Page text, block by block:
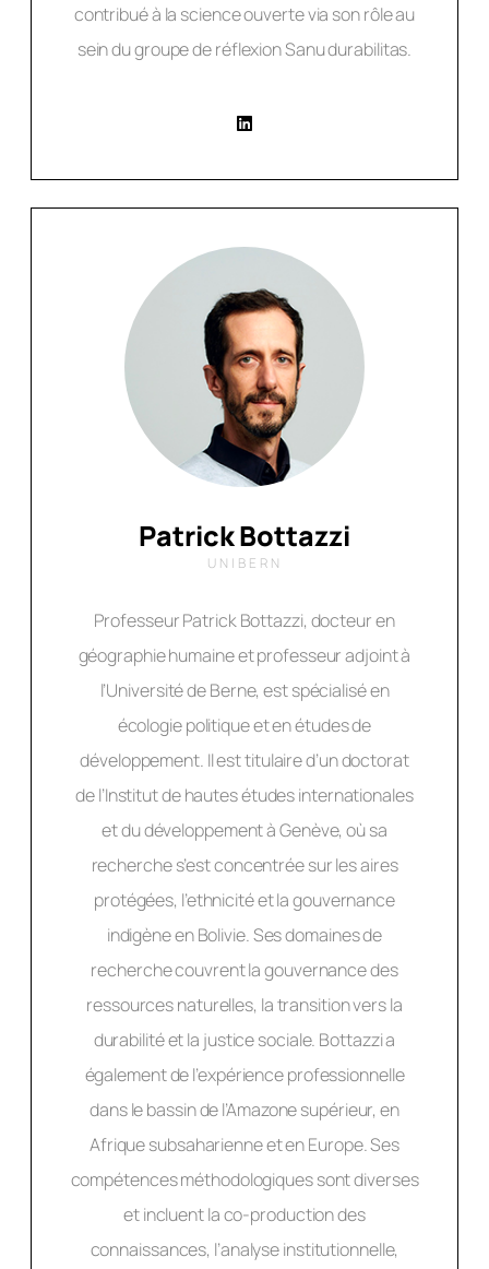
contribué à la science ouverte via son rôle au
sein du groupe de réflexion Sanu durabilitas.
Patrick Bottazzi
UNIBERN
Professeur Patrick Bottazzi, docteur en
géographie humaine et professeur adjoint à
l’Université de Berne, est spécialisé en
écologie politique et en études de
développement. Il est titulaire d’un doctorat
de l’Institut de hautes études internationales
et du développement à Genève, où sa
recherche s’est concentrée sur les aires
protégées, l’ethnicité et la gouvernance
indigène en Bolivie. Ses domaines de
recherche couvrent la gouvernance des
ressources naturelles, la transition vers la
durabilité et la justice sociale. Bottazzi a
également de l’expérience professionnelle
dans le bassin de l’Amazone supérieur, en
Afrique subsaharienne et en Europe. Ses
compétences méthodologiques sont diverses
et incluent la co-production des
connaissances, l’analyse institutionnelle,